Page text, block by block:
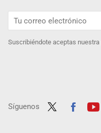
Suscribiéndote aceptas nuestra
Síguenos